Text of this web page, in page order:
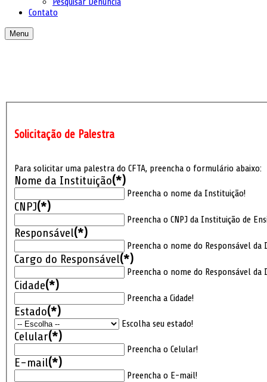
Contato
Menu
Solicitação de Palestra
Para solicitar uma palestra do CFTA, preencha o formulário abaixo:
Nome da Instituição(*)
Preencha o nome da Instituição!
CNPJ(*)
Preencha o CNPJ da Instituição de
Responsável(*)
Preencha o nome do Responsável da
Cargo do Responsável(*)
Preencha o nome do Responsável da
Cidade(*)
Preencha a Cidade!
Estado(*)
Escolha seu estado!
Celular(*)
Preencha o Celular!
E-mail(*)
Preencha o E-mail!